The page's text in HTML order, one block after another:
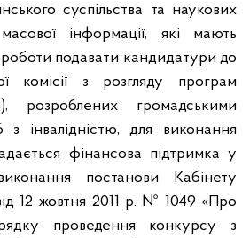
суспільства та наукових
інформації, які мають
роботи подавати кандидатури до
комісії з розгляду програм
розроблених громадськими
з інвалідністю, для виконання
фінансова підтримка у
постанови Кабінету
12 жовтня 2011 р. № 1049 «Про
проведення конкурсу з